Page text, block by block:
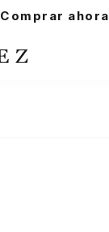
Comprar ahora